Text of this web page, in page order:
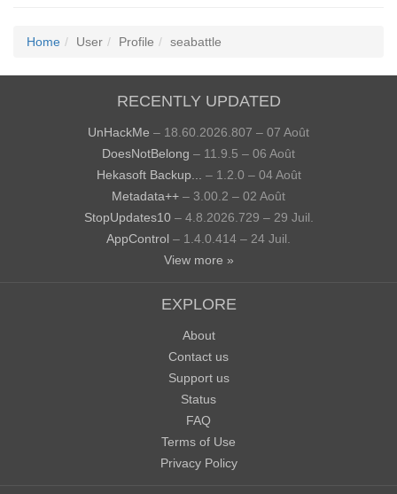
Home User Profile seabattle
RECENTLY UPDATED
UnHackMe – 18.60.2026.807 – 07 Août
DoesNotBelong – 11.9.5 – 06 Août
Hekasoft Backup...
– 1.2.0 – 04 Août
Metadata++ – 3.00.2 – 02 Août
StopUpdates10– 4.8.2026.729 – 29 Juil.
AppControl – 1.4.0.414 – 24 Juil.
View more »
EXPLORE
About
Contact us
Support us
Status
FAQ
Terms of Use
Privacy Policy